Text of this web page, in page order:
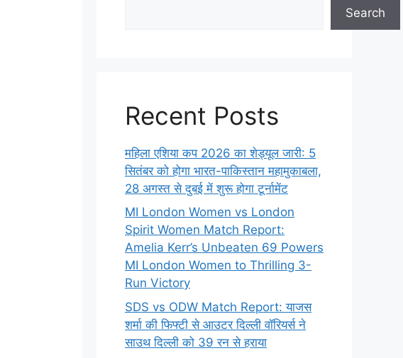
Search
Recent Posts
महिला एशिया कप 2026 का शेड्यूल जारी: 5
सितंबर को होगा भारत-पाकिस्तान महामुकाबला,
28 अगस्त से दुबई में शुरू होगा टूर्नामेंट
MI London Women vs London
Spirit Women Match Report:
Amelia Kerr’s Unbeaten 69 Powers
MI London Women to Thrilling 3-
Run Victory
SDS vs ODW Match Report: याजस
शर्मा की फिफ्टी से आउटर दिल्ली वॉरियर्स ने
साउथ दिल्ली को 39 रन से हराया